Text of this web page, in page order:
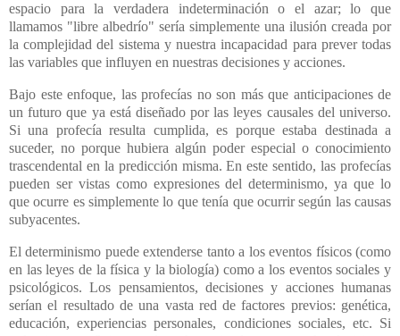
espacio para la verdadera indeterminación o el azar; lo que
llamamos "libre albedrío" sería simplemente una ilusión creada por
la complejidad del sistema y nuestra incapacidad para prever todas
las variables que influyen en nuestras decisiones y acciones.
Bajo este enfoque, las profecías no son más que anticipaciones de
un futuro que ya está diseñado por las leyes causales del universo.
Si una profecía resulta cumplida, es porque estaba destinada a
suceder, no porque hubiera algún poder especial o conocimiento
trascendental en la predicción misma. En este sentido, las profecías
pueden ser vistas como expresiones del determinismo, ya que lo
que ocurre es simplemente lo que tenía que ocurrir según las causas
subyacentes.
El determinismo puede extenderse tanto a los eventos físicos (como
en las leyes de la física y la biología) como a los eventos sociales y
psicológicos. Los pensamientos, decisiones y acciones humanas
serían el resultado de una vasta red de factores previos: genética,
educación, experiencias personales, condiciones sociales, etc. Si